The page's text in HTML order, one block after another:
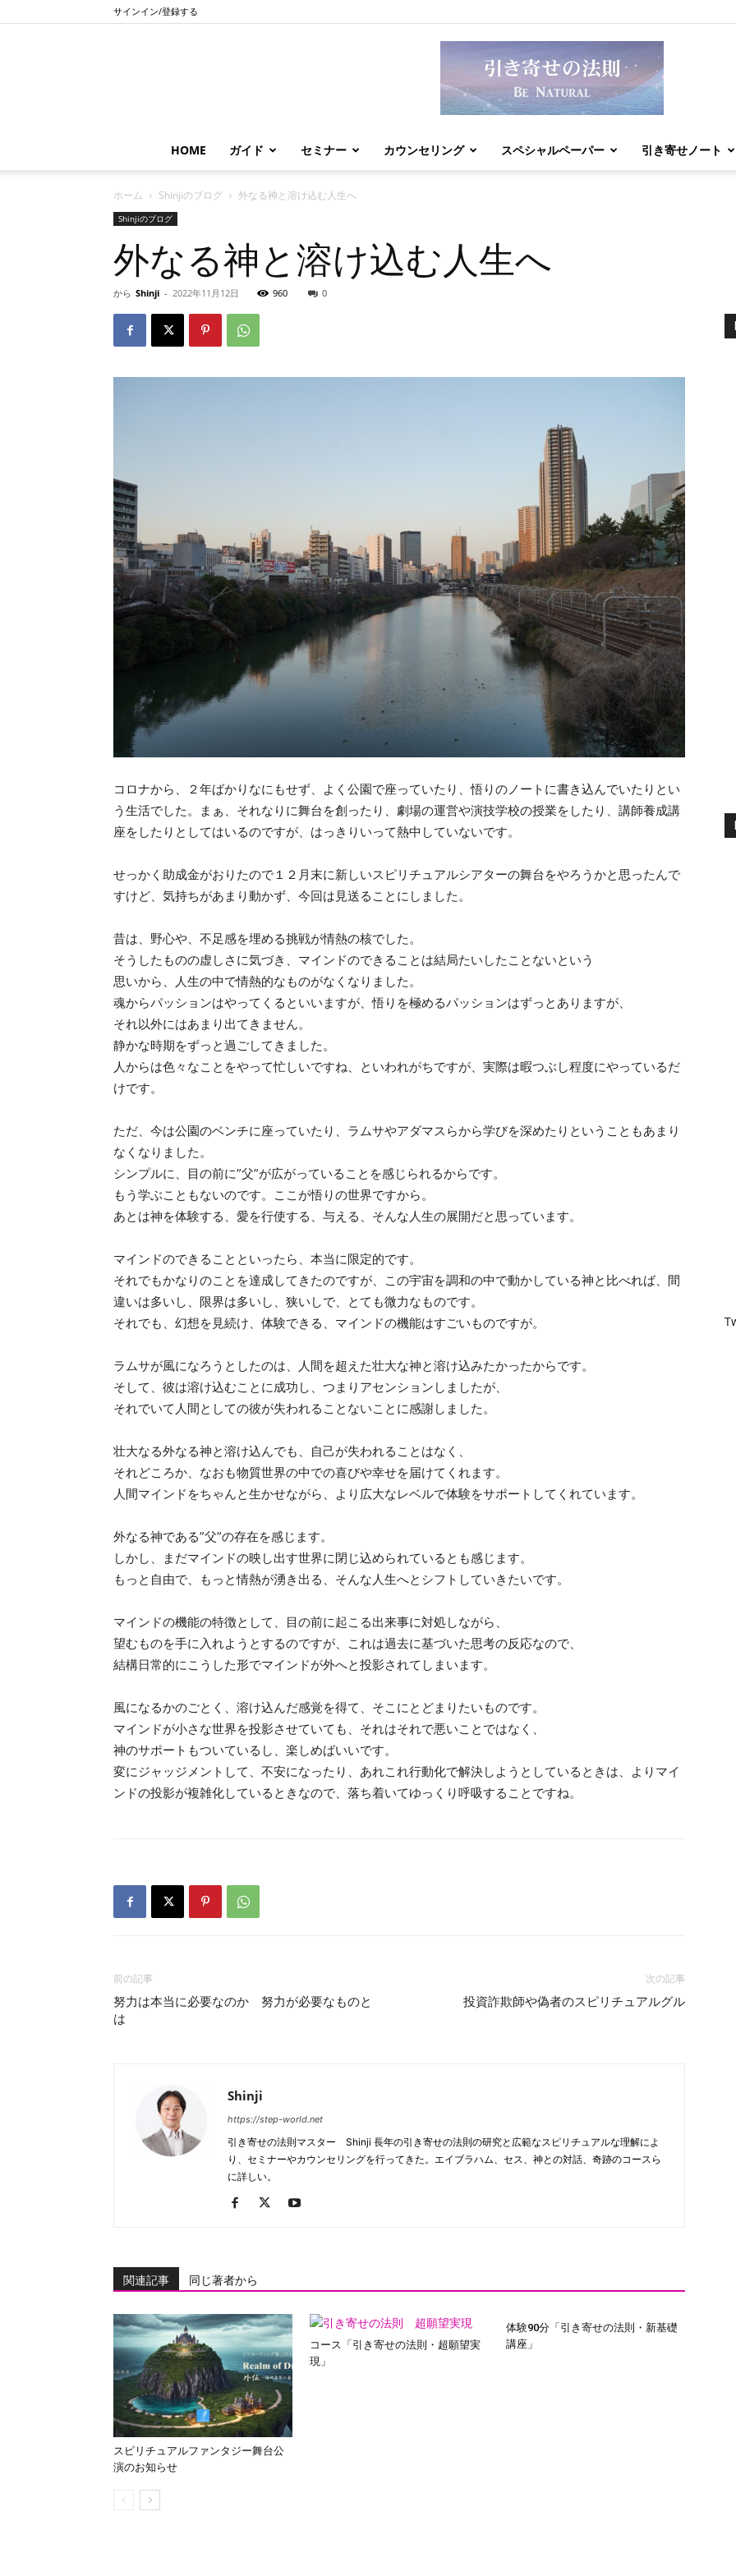
サインイン/登録する
寄
せ
の
則
タ
HOME ガイド セミナー カウンセリング スペシャルペーパー 引き寄せノート
ホーム Shinjiのブログ 外なる神と溶け込む人生へ
Shinjiのブログ
外なる神と溶け込む人生へ
から Shinji - 2022年11月12日 960 0
コロナから、２年ばかりなにもせず、よく公園で座っていたり、悟りのノートに書き込んでいたりとい
う生活でした。まぁ、それなりに舞台を創ったり、劇場の運営や演技学校の授業をしたり、講師養成講
座をしたりとしてはいるのですが、はっきりいって熱中していないです。
せっかく助成金がおりたので１２月末に新しいスピリチュアルシアターの舞台をやろうかと思ったんで
すけど、気持ちがあまり動かず、今回は見送ることにしました。
昔は、野心や、不足感を埋める挑戦が情熱の核でした。
そうしたものの虚しさに気づき、マインドのできることは結局たいしたことないという
思いから、人生の中で情熱的なものがなくなりました。
魂からパッションはやってくるといいますが、悟りを極めるパッションはずっとありますが、
それ以外にはあまり出てきません。
静かな時期をずっと過ごしてきました。
人からは色々なことをやって忙しいですね、といわれがちですが、実際は暇つぶし程度にやっているだ
けです。
ただ、今は公園のベンチに座っていたり、ラムサやアダマスらから学びを深めたりということもあまり
なくなりました。
シンプルに、目の前に”父”が広がっていることを感じられるからです。
もう学ぶこともないのです。ここが悟りの世界ですから。
あとは神を体験する、愛を行使する、与える、そんな人生の展開だと思っています。
マインドのできることといったら、本当に限定的です。
それでもかなりのことを達成してきたのですが、この宇宙を調和の中で動かしている神と比べれば、間
違いは多いし、限界は多いし、狭いしで、とても微力なものです。
それでも、幻想を見続け、体験できる、マインドの機能はすごいものですが。
ラムサが風になろうとしたのは、人間を超えた壮大な神と溶け込みたかったからです。
そして、彼は溶け込むことに成功し、つまりアセンションしましたが、
それでいて人間としての彼が失われることないことに感謝しました。
壮大なる外なる神と溶け込んでも、自己が失われることはなく、
それどころか、なおも物質世界の中での喜びや幸せを届けてくれます。
人間マインドをちゃんと生かせながら、より広大なレベルで体験をサポートしてくれています。
外なる神である”父”の存在を感じます。
しかし、まだマインドの映し出す世界に閉じ込められているとも感じます。
もっと自由で、もっと情熱が湧き出る、そんな人生へとシフトしていきたいです。
マインドの機能の特徴として、目の前に起こる出来事に対処しながら、
望むものを手に入れようとするのですが、これは過去に基づいた思考の反応なので、
結構日常的にこうした形でマインドが外へと投影されてしまいます。
風になるかのごとく、溶け込んだ感覚を得て、そこにとどまりたいものです。
マインドが小さな世界を投影させていても、それはそれで悪いことではなく、
神のサポートもついているし、楽しめばいいです。
変にジャッジメントして、不安になったり、あれこれ行動化で解決しようとしているときは、よりマイ
ンドの投影が複雑化しているときなので、落ち着いてゆっくり呼吸することですね。
前の記事
努力は本当に必要なのか 努力が必要なものと
は
次の記事
投資詐欺師や偽者のスピリチュアルグル
Shinji
https://step-world.net
引き寄せの法則マスター Shinji 長年の引き寄せの法則の研究と広範なスピリチュアルな理解によ
り、セミナーやカウンセリングを行ってきた。エイブラハム、セス、神との対話、奇跡のコースら
に詳しい。
関連記事 同じ著者から
スピリチュアルファンタジー舞台公
演のお知らせ
コース「引き寄せの法則・超願望実
現」
体験90分「引き寄せの法則・新基礎
講座」